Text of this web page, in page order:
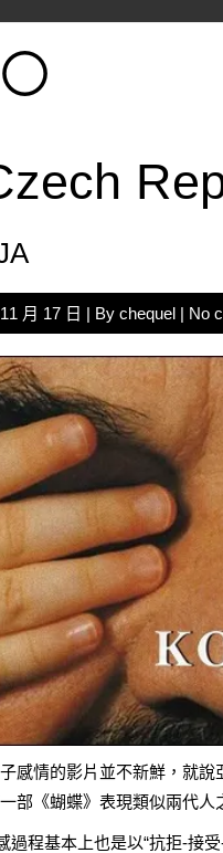
月 17 日 | By chequel | No
感情的影片並不新鮮，就
部《蝴蝶》表現類似兩代人
過程基本上也是以“抗拒-接